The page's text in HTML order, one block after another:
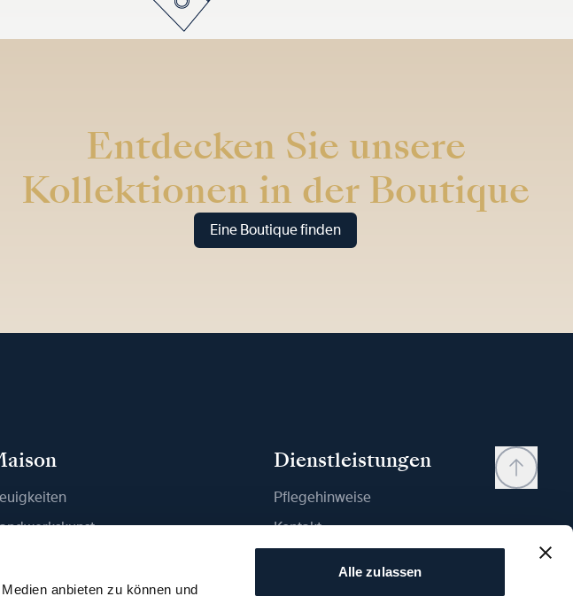
anbieten zu können und
Alle zulassen
Entdecken Sie unsere
Kollektionen in der Boutique
Eine Boutique finden
Dienstleistungen
Pflegehinweise
Kontakt